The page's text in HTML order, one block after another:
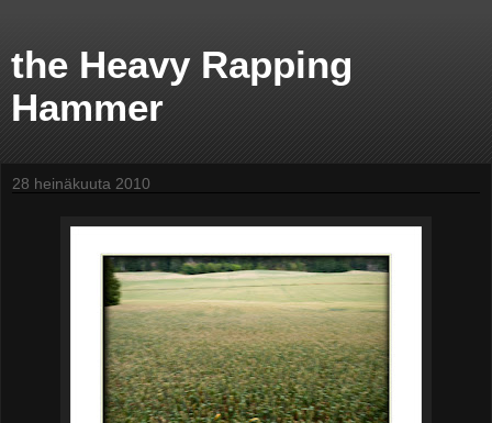
the Heavy Rapping
Hammer
28 heinäkuuta 2010